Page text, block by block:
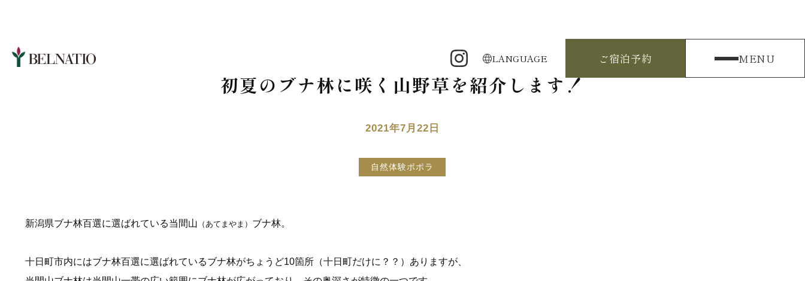
LANGUAGE ご宿泊予約 MENU
初夏のブナ林に咲く山野草を紹介します！
2021年7月22日
自然体験ポポラ
新潟県ブナ林百選に選ばれている当間山 （あてまやま） ブナ林。
十日町市内にはブナ林百選に選ばれているブナ林がちょうど10箇所（十日町だけに？？）ありますが、